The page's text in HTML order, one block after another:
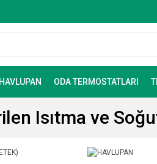
HAVLUPAN ODA TERMOSTATLARI
Isıtma ve